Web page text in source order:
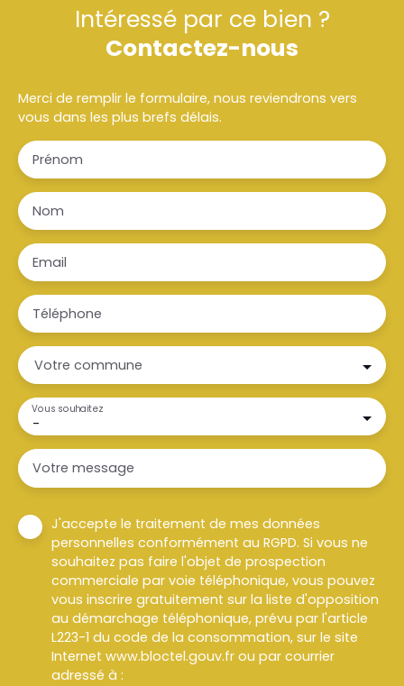
Intéressé par ce bien ?
Contactez-nous
Merci de remplir le formulaire, nous reviendrons vers
vous dans les plus brefs délais.
Prénom
Nom
Email
Téléphone
Votre commune
-
Vous souhaitez
Votre message
J'accepte le traitement de mes données
personnelles conformément au RGPD. Si vous ne
souhaitez pas faire l'objet de prospection
commerciale par voie téléphonique, vous pouvez
vous inscrire gratuitement sur la liste d'opposition
au démarchage téléphonique, prévu par l'article
L223-1 du code de la consommation, sur le site
Internet www.bloctel.gouv.fr ou par courrier
adressé à :